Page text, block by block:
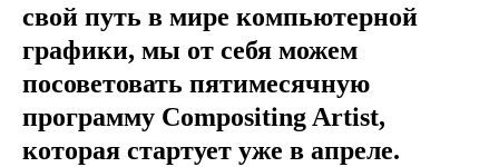
свой путь в мире компьютерной
графики, мы от себя можем
посоветовать пятимесячную
программу Compositing Artist,
которая стартует уже в апреле.